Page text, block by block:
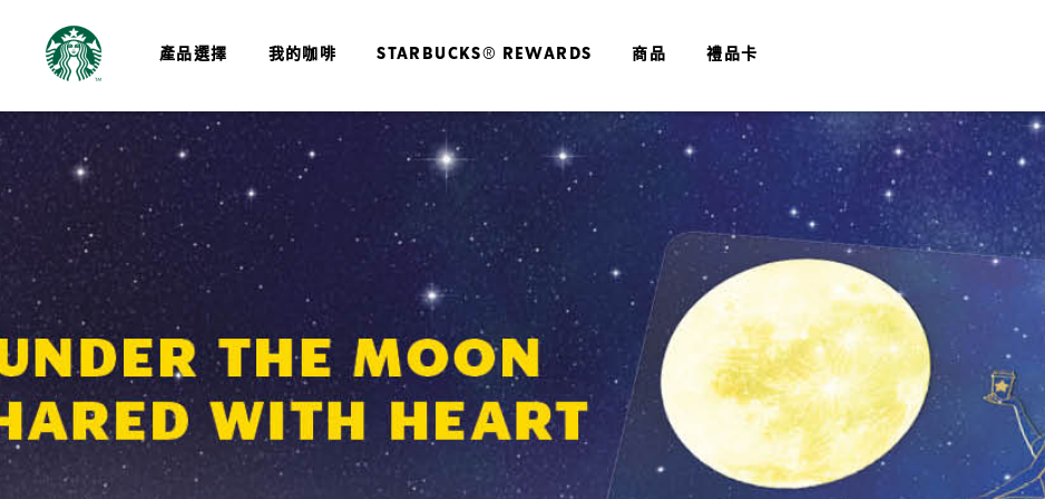
產品選擇 我的咖啡 STARBUCKS® REWARDS 商品 禮品卡